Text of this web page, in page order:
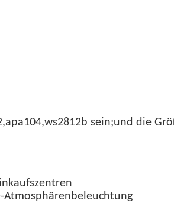
sein;und die